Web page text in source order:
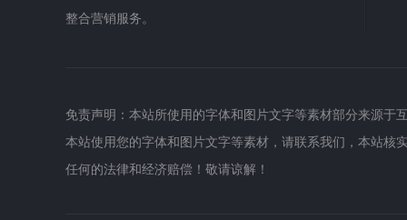
整合营销服务。
免责声明：本站所使用的字体和图片文字等素材部分来源
本站使用您的字体和图片文字等素材，请联系我们，本站
任何的法律和经济赔偿！敬请谅解！